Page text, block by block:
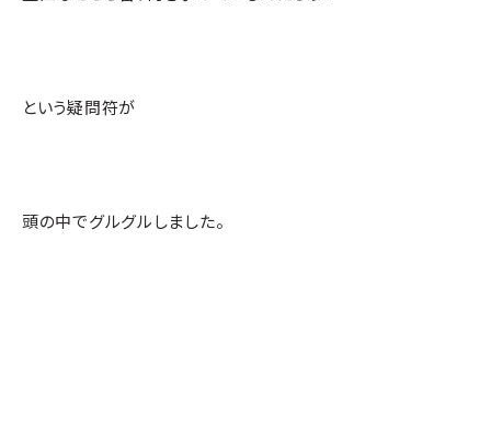
という疑問符が
頭の中でグルグルしました。